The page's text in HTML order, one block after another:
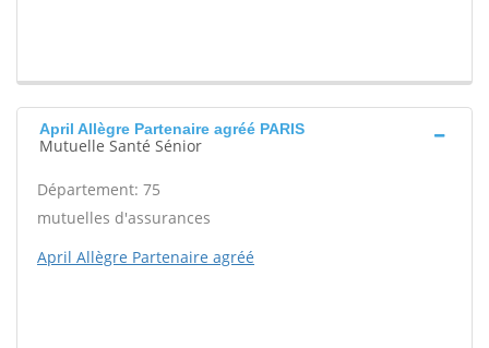
April Allègre Partenaire agréé PARIS
Mutuelle Santé Sénior
Département: 75
mutuelles d'assurances
April Allègre Partenaire agréé